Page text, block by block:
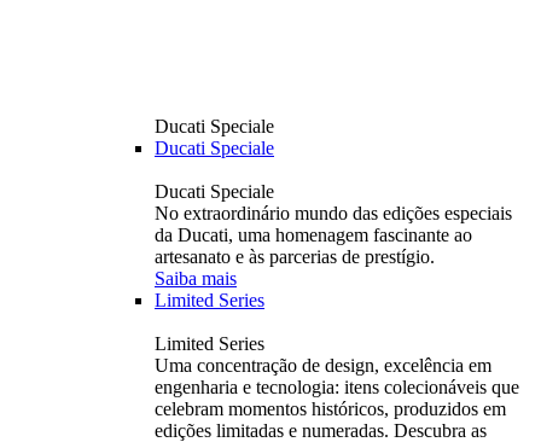
Ducati Speciale
Ducati Speciale
Ducati Speciale
No extraordinário mundo das edições especiais
da Ducati, uma homenagem fascinante ao
artesanato e às parcerias de prestígio.
Saiba mais
Limited Series
Limited Series
Uma concentração de design, excelência em
engenharia e tecnologia: itens colecionáveis ​​que
celebram momentos históricos, produzidos em
edições limitadas e numeradas. Descubra as